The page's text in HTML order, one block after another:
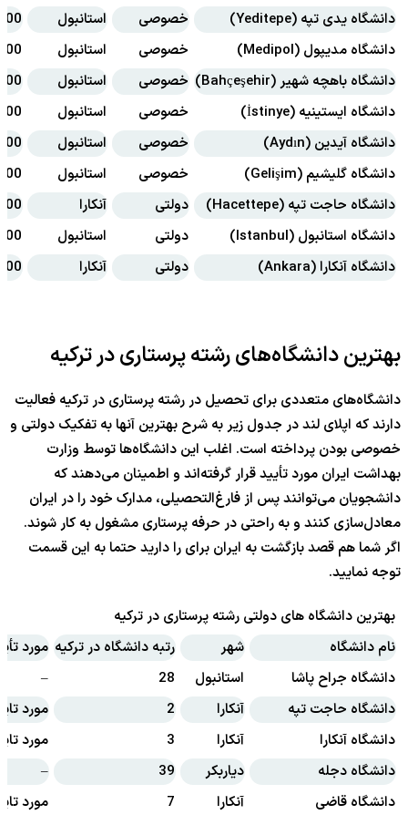
دانشگاه یدی تپه (Yeditepe)
خصوصی استانبول
دانشگاه مدیپول (Medipol)
خصوصی استانبول
5000 تا
دانشگاه باهچه شهیر (Bahçeşehir)
خصوصی استانبول
6000 تا
دانشگاه ایستینیه (İstinye)
خصوصی استانبول
5000 تا
دانشگاه آیدین (Aydın)
خصوصی استانبول
4000 تا
دانشگاه گلیشیم (Gelişim)
خصوصی استانبول
3500 تا
دانشگاه حاجت تپه (Hacettepe)
دولتی آنکارا
3000 تا
دانشگاه استانبول (Istanbul)
دولتی استانبول
1500 تا
دانشگاه آنکارا (Ankara)
دولتی آنکارا 1500 تا
بهترین دانشگاه‌های رشته پرستاری در ترکیه
دانشگاه‌های متعددی برای تحصیل در رشته پرستاری در ترکیه فعالیت
دارند که اپلای لند در جدول زیر به شرح بهترین آنها به تفکیک دولتی و
خصوصی بودن پرداخته است. اغلب این دانشگاه‌ها توسط وزارت
بهداشت ایران مورد تأیید قرار گرفته‌اند و اطمینان می‌دهند که
دانشجویان می‌توانند پس از فارغ‌التحصیلی، مدارک خود را در ایران
معادل‌سازی کنند و به راحتی در حرفه پرستاری مشغول به کار شوند.
اگر شما هم قصد بازگشت به ایران برای را دارید حتما به این قسمت
توجه نمایید.
بهترین دانشگاه های دولتی رشته پرستاری در ترکیه
نام دانشگاه
شهر رتبه دانشگاه در ترکیه مورد
دانشگاه جراح پاشا
استانبول 28
–
دانشگاه حاجت تپه
آنکارا 2
مورد
دانشگاه آنکارا
آنکارا 3
مورد
دانشگاه دجله
دیاربکر 39
–
دانشگاه قاضی
آنکارا 7
مورد